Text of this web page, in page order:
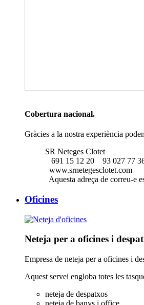
Cobertura nacional.
Gràcies a la nostra experiència
SR Neteges Clotet
691 15 12 20
93 027 77
www.srnetegesclotet.com
Aquesta adreça de correu-e
Oficines
Neteja per a oficines i
Empresa de neteja per a oficines i
Aquest servei engloba totes les
neteja de despatxos
neteja de banys i office